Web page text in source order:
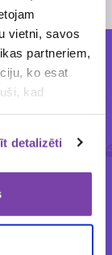
vietni, savos
partneriem,
ko esat
kad
detalizēti
IZSNIEDZĀM
034€
balvas